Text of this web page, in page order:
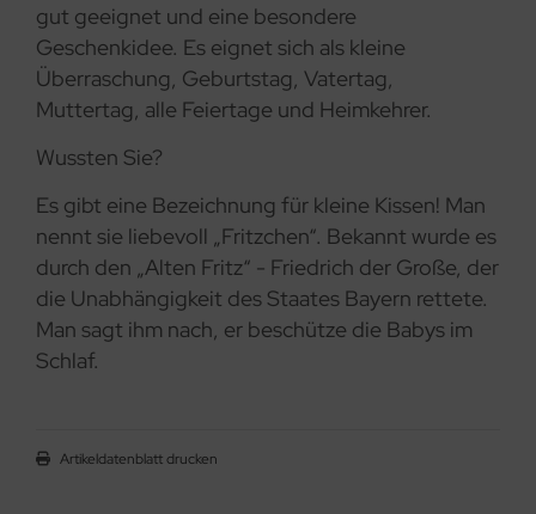
gut geeignet und eine besondere
Geschenkidee. Es eignet sich als kleine
Überraschung, Geburtstag, Vatertag,
Muttertag, alle Feiertage und Heimkehrer.
Wussten Sie?
Es gibt eine Bezeichnung für kleine Kissen! Man
nennt sie liebevoll „Fritzchen“. Bekannt wurde es
durch den „Alten Fritz“ - Friedrich der Große, der
die Unabhängigkeit des Staates Bayern rettete.
Man sagt ihm nach, er beschütze die Babys im
Schlaf.
Artikeldatenblatt drucken